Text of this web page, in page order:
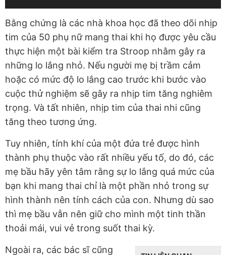
Bằng chứng là các nhà khoa học đã theo dõi nhịp
tim của 50 phụ nữ mang thai khi họ được yêu cầu
thực hiện một bài kiểm tra Stroop nhằm gây ra
những lo lắng nhỏ. Nếu người mẹ bị trầm cảm
hoặc có mức độ lo lắng cao trước khi bước vào
cuộc thử nghiệm sẽ gây ra nhịp tim tăng nghiêm
trọng. Và tất nhiên, nhịp tim của thai nhi cũng
tăng theo tương ứng.
Tuy nhiên, tính khí của một đứa trẻ được hình
thành phụ thuộc vào rất nhiều yếu tố, do đó, các
mẹ bầu hãy yên tâm rằng sự lo lắng quá mức của
bạn khi mang thai chỉ là một phần nhỏ trong sự
hình thành nên tính cách của con. Nhưng dù sao
thì mẹ bầu vẫn nên giữ cho mình một tinh thần
thoải mái, vui vẻ trong suốt thai kỳ.
Ngoài ra, các bác sĩ cũng